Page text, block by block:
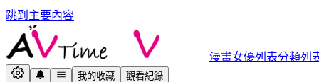
跳到主要內容
漫畫女優列表分類列
我的收藏
觀看紀錄